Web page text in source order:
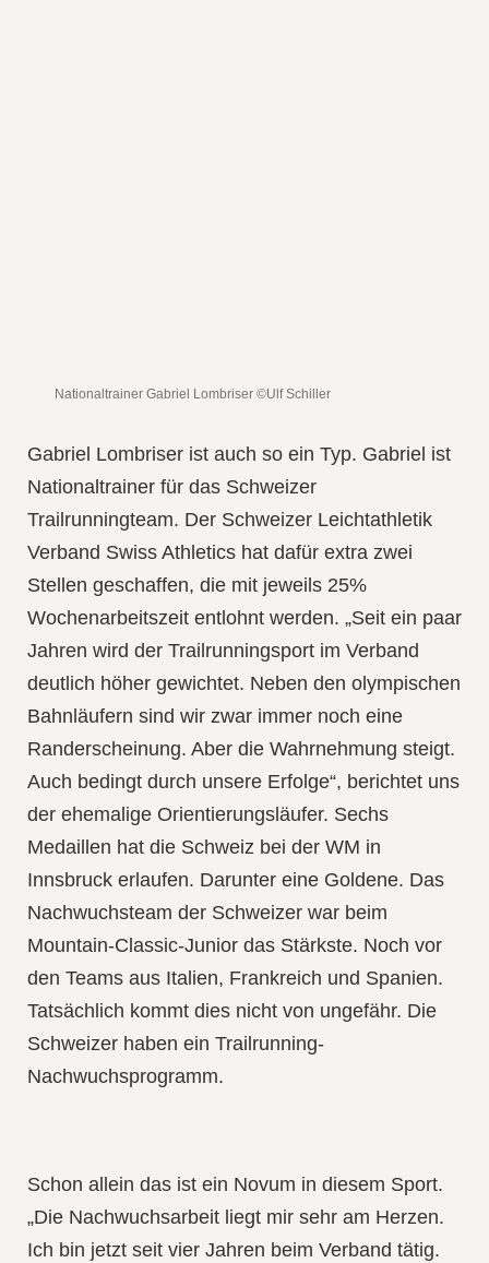
Gabriel Lombriser ist auch so ein Typ. Gabriel ist
Nationaltrainer für das Schweizer
Trailrunningteam. Der Schweizer Leichtathletik
Verband Swiss Athletics hat dafür extra zwei
Stellen geschaffen, die mit jeweils 25%
Wochenarbeitszeit entlohnt werden. „Seit ein paar
Jahren wird der Trailrunningsport im Verband
deutlich höher gewichtet. Neben den olympischen
Bahnläufern sind wir zwar immer noch eine
Randerscheinung. Aber die Wahrnehmung steigt.
Auch bedingt durch unsere Erfolge“, berichtet uns
der ehemalige Orientierungsläufer. Sechs
Medaillen hat die Schweiz bei der WM in
Innsbruck erlaufen. Darunter eine Goldene. Das
Nachwuchsteam der Schweizer war beim
Mountain-Classic-Junior das Stärkste. Noch vor
den Teams aus Italien, Frankreich und Spanien.
Tatsächlich kommt dies nicht von ungefähr. Die
Schweizer haben ein Trailrunning-
Nachwuchsprogramm.
Nationaltrainer Gabriel Lombriser ©Ulf Schiller
Schon allein das ist ein Novum in diesem Sport.
„Die Nachwuchsarbeit liegt mir sehr am Herzen.
Ich bin jetzt seit vier Jahren beim Verband tätig.